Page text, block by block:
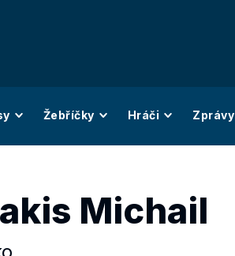
Žebříčky Hráči Zprávy
Michail